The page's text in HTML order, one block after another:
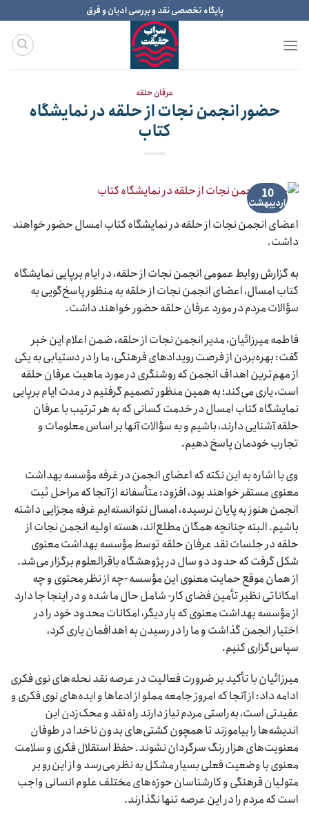
to
content
پایگاه تخصصی نقد و بررسی ادیان و فرق
عرفان حلقه
حضور انجمن نجات از حلقه در نمایشگاه
کتاب
10
اردیبهشت
اعضای انجمن نجات از حلقه در نمایشگاه کتاب امسال حضور خواهند
داشت.
به گزارش روابط عمومی انجمن نجات از حلقه، در ایام برپایی نمایشگاه
کتاب امسال، اعضای انجمن نجات از حلقه به منظور پاسخ‌گویی به
سؤالات مردم در مورد عرفان حلقه حضور خواهند داشت.
فاطمه میرزائیان، مدیر انجمن نجات از حلقه، ضمن اعلام این خبر
گفت: بهره‌بردن از فرصت رویدادهای فرهنگی، ما را در دستیابی به یکی
از مهم‌ترین اهداف انجمن که روشنگری در مورد ماهیت عرفان حلقه
است، یاری می‌کند؛ به همین منظور تصمیم گرفتیم در مدت ایام برپایی
نمایشگاه کتاب امسال در خدمت کسانی که به هر ترتیب با عرفان
حلقه آشنایی دارند، باشیم و به سؤالات آنها بر اساس معلومات و
تجارب خودمان پاسخ دهیم.
وی با اشاره به این نکته که اعضای انجمن در غرفه مؤسسه بهداشت
معنوی مستقر خواهند بود، افزود: متأسفانه از آنجا که مراحل ثبت
انجمن هنوز به پایان نرسیده، امسال نتوانسته‌ایم غرفه مجزایی داشته
باشیم. البته چنانچه همگان مطلع‌اند، هسته اولیه انجمن نجات از
حلقه در جلسات نقد عرفان حلقه توسط مؤسسه بهداشت معنوی
شکل گرفت که حدود دو سال در پژوهشگاه باقرالعلوم برگزار می‌شد.
از همان موقع حمایت معنوی این مؤسسه -چه از نظر محتوی و چه
امکاناتی نظیر تأمین فضای کار- شامل حال ما شده و در اینجا جا دارد
از مؤسسه بهداشت معنوی که بار دیگر، امکانات محدود خود را در
اختیار انجمن گذاشت و ما را در رسیدن به اهدافمان یاری کرد،
سپاس‌گزاری کنیم.
میرزائیان با تأکید بر ضرورت فعالیت در عرصه نقد نحله‌های نوی فکری
ادامه داد: از آنجا که امروز جامعه مملو از ادعاها و ایده‌های نوی فکری و
عقیدتی است، به‌راستی مردم نیاز دارند راه نقد و محک‌زدن این
اندیشه‌ها را بیاموزند تا همچون کشتی‌های بدون ناخدا در طوفان
معنویت‌های هزار رنگ سرگردان نشوند. حفظ استقلال فکری و سلامت
معنوی با وضعیت فعلی بسیار مشکل به نظر می‌رسد و از این رو بر
متولیان فرهنگی و کارشناسان حوزه‌های مختلف علوم انسانی واجب
است که مردم را در این عرصه تنها نگذارند.